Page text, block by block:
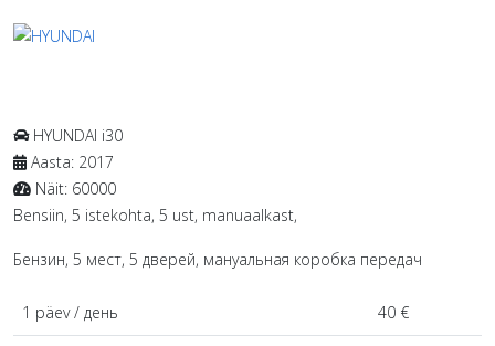
HYUNDAI i30
Aasta: 2017
Näit: 60000
Bensiin, 5 istekohta, 5 ust, manuaalkast,
Бензин, 5 мест, 5 дверей, мануальная коробка передач
1 päev / день 40 €